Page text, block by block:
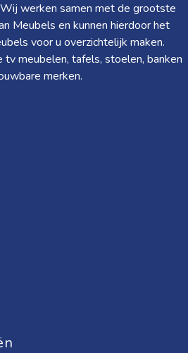
werken samen met de grootste
Meubels en kunnen hierdoor het
voor u overzichtelijk maken.
meubelen, tafels, stoelen, banken
merken.